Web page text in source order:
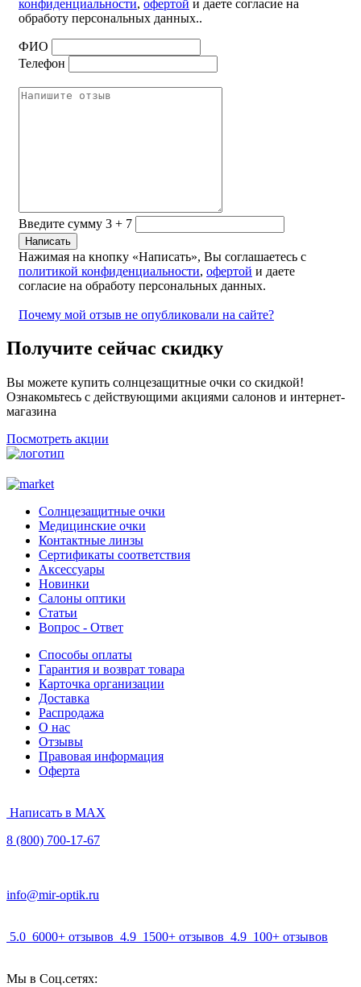
конфиденциальности, офертой и даете согласие на
обработу персональных данных..
ФИО
Телефон
Введите сумму 3 + 7
Нажимая на кнопку «Написать», Вы соглашаетесь с
политикой конфиденциальности, офертой и даете
согласие на обработу персональных данных.
Почему мой отзыв не опубликовали на сайте?
Получите сейчас скидку
Вы можете купить солнцезащитные очки со скидкой!
Ознакомьтесь с действующими акциями салонов и интернет-
магазина
Посмотреть акции
Солнцезащитные очки
Медицинские очки
Контактные линзы
Сертификаты соответствия
Аксессуары
Новинки
Салоны оптики
Статьи
Вопрос - Ответ
Способы оплаты
Гарантия и возврат товара
Карточка организации
Доставка
Распродажа
О нас
Отзывы
Правовая информация
Оферта
Написать в MAX
8 (800) 700-17-67
info@mir-optik.ru
5.0 6000+ отзывов 4.9 1500+ отзывов 4.9 100+ отзывов
Мы в Соц.сетях: